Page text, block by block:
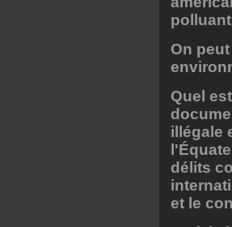
On
Quel
illégale
délits
et le